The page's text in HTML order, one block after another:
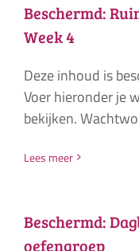
Beschermd:
Week 4
Deze inhoud is
Voer hieronder je
bekijken.
Lees meer
Beschermd:
oefengroep